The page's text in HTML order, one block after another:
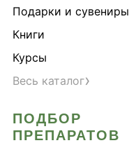
Подарки и сувениры
Книги
Курсы
Весь каталог›
ПОДБОР
ПРЕПАРАТОВ